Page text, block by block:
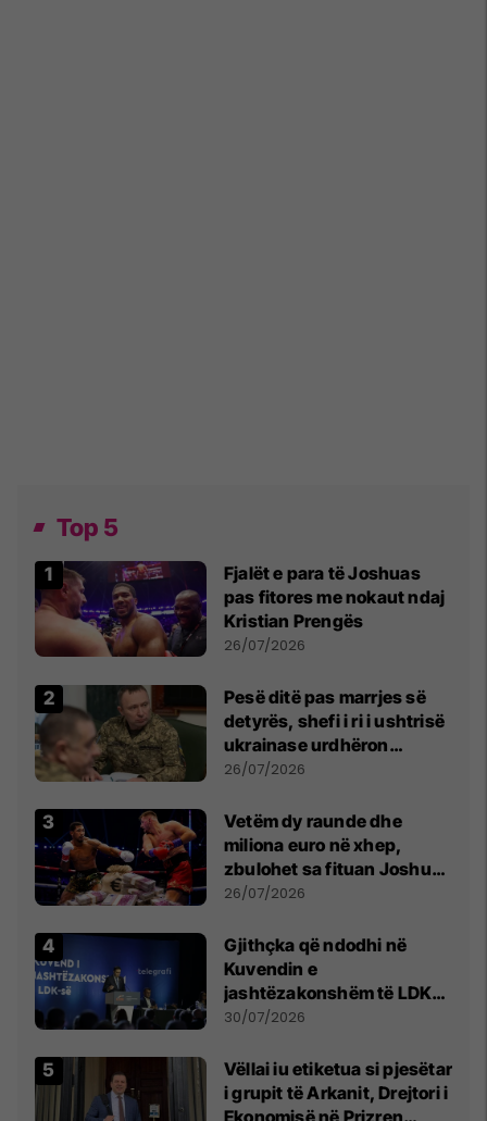
Top 5
Fjalët e para të Joshuas
pas fitores me nokaut ndaj
Kristian Prengës
26/07/2026
Pesë ditë pas marrjes së
detyrës, shefi i ri i ushtrisë
ukrainase urdhëron
kontroll të madh
26/07/2026
Vetëm dy raunde dhe
miliona euro në xhep,
zbulohet sa fituan Joshua
e Prenga
26/07/2026
Gjithçka që ndodhi në
Kuvendin e
jashtëzakonshëm të LDK-
së
30/07/2026
Vëllai iu etiketua si pjesëtar
i grupit të Arkanit, Drejtori i
Ekonomisë në Prizren